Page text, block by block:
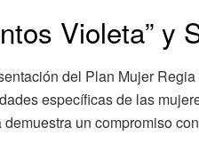
Violeta” y
del Plan Mujer
específicas de las
demuestra un compromiso